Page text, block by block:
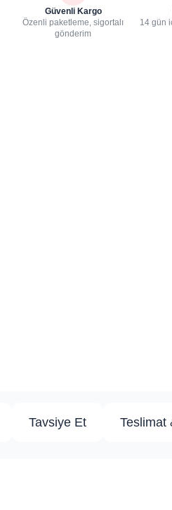
Güvenli Kargo
Özenli paketleme, sigortalı
gönderim
14 gün
Tavsiye Et Teslimat